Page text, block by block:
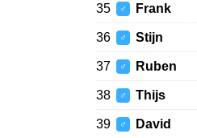
35 ♂ Frank
36 ♂ Stijn
37 ♂ Ruben
38 ♂ Thijs
39 ♂ David